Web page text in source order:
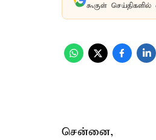
கூகுள்
சென்னை,